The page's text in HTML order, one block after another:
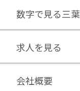
数字で見る三葉
求人を見る
会社概要